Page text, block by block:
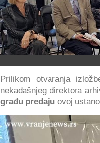
Prilikom otvaranja
nekadašnjeg direktora
građu predaju ovoj